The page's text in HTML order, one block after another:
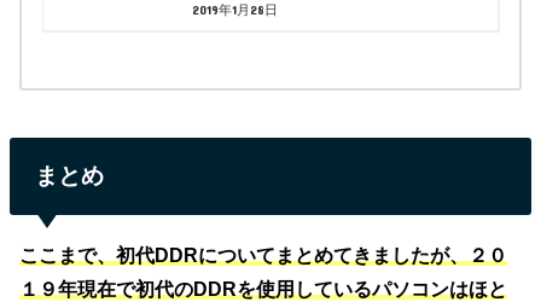
2019年1月28日
まとめ
ここまで、初代DDRについてまとめてきましたが、２０
１９年現在で初代のDDRを使用しているパソコンはほと